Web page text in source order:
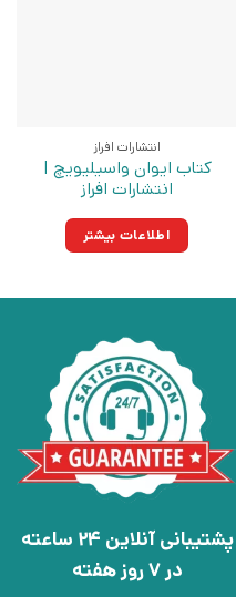
انتشارات افراز
کتاب ایوان واسیلیویچ |
انتشارات افراز
اطلاعات بیشتر
پشتیبانی آنلاین 24 ساعته
در 7 روز هفته